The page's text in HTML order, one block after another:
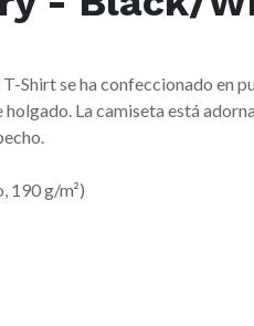
Shirt se ha confeccionado en
La camiseta está
190 g/m²)